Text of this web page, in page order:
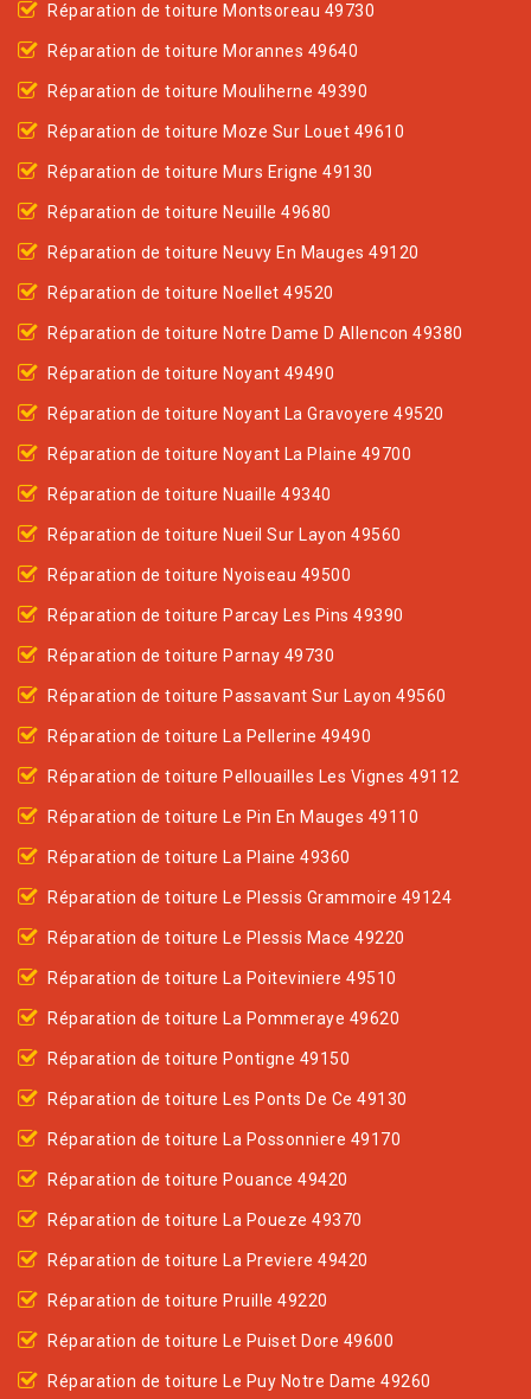
Réparation de toiture Montsoreau 49730
Réparation de toiture Morannes 49640
Réparation de toiture Mouliherne 49390
Réparation de toiture Moze Sur Louet 49610
Réparation de toiture Murs Erigne 49130
Réparation de toiture Neuille 49680
Réparation de toiture Neuvy En Mauges 49120
Réparation de toiture Noellet 49520
Réparation de toiture Notre Dame D Allencon 49380
Réparation de toiture Noyant 49490
Réparation de toiture Noyant La Gravoyere 49520
Réparation de toiture Noyant La Plaine 49700
Réparation de toiture Nuaille 49340
Réparation de toiture Nueil Sur Layon 49560
Réparation de toiture Nyoiseau 49500
Réparation de toiture Parcay Les Pins 49390
Réparation de toiture Parnay 49730
Réparation de toiture Passavant Sur Layon 49560
Réparation de toiture La Pellerine 49490
Réparation de toiture Pellouailles Les Vignes 49112
Réparation de toiture Le Pin En Mauges 49110
Réparation de toiture La Plaine 49360
Réparation de toiture Le Plessis Grammoire 49124
Réparation de toiture Le Plessis Mace 49220
Réparation de toiture La Poiteviniere 49510
Réparation de toiture La Pommeraye 49620
Réparation de toiture Pontigne 49150
Réparation de toiture Les Ponts De Ce 49130
Réparation de toiture La Possonniere 49170
Réparation de toiture Pouance 49420
Réparation de toiture La Poueze 49370
Réparation de toiture La Previere 49420
Réparation de toiture Pruille 49220
Réparation de toiture Le Puiset Dore 49600
Réparation de toiture Le Puy Notre Dame 49260